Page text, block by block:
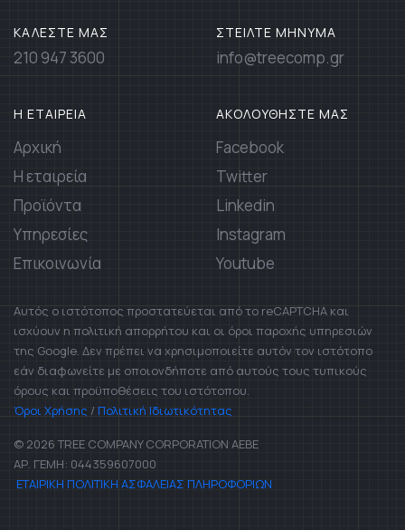
ΚΑΛΕΣΤΕ ΜΑΣ
210 947 3600
ΣΤΕΙΛΤΕ ΜΗΝΥΜΑ
info@treecomp.gr
Η ΕΤΑΙΡΕΙΑ
Αρχική
Η εταιρεία
Προϊόντα
Υπηρεσίες
Επικοινωνία
ΑΚΟΛΟΥΘΗΣΤΕ ΜΑΣ
Facebook
Twitter
Linkedin
Instagram
Youtube
Αυτός ο ιστότοπος προστατεύεται από το reCAPTCHA και
ισχύουν η πολιτική απορρήτου και οι όροι παροχής υπηρεσιών
της Google. Δεν πρέπει να χρησιμοποιείτε αυτόν τον ιστότοπο
εάν διαφωνείτε με οποιονδήποτε από αυτούς τους τυπικούς
όρους και προϋποθέσεις του ιστότοπου.
Όροι Χρήσης / Πολιτική Ιδιωτικότητας
© 2026 TREE COMPANY CORPORATION AEBE
ΑΡ. ΓΕΜΗ: 044359607000
ΕΤΑΙΡΙΚΗ ΠΟΛΙΤΙΚΗ ΑΣΦΑΛΕΙΑΣ ΠΛΗΡΟΦΟΡΙΩΝ